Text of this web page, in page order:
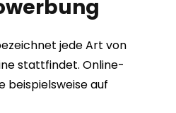
jede Art von
stattfindet. Online-
beispielsweise auf